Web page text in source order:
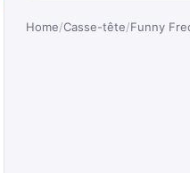
Home/Casse-tête/Funny